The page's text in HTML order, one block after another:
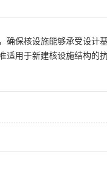
确保核设施能够承受设计
用于新建核设施结构的抗